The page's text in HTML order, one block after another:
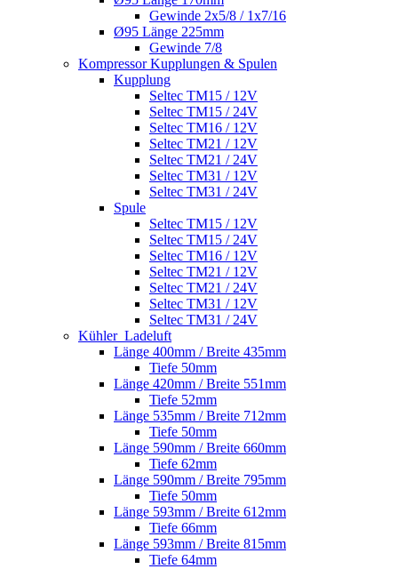
Gewinde 2x5/8 / 1x7/16
Ø95 Länge 225mm
Gewinde 7/8
Kompressor Kupplungen & Spulen
Kupplung
Seltec TM15 / 12V
Seltec TM15 / 24V
Seltec TM16 / 12V
Seltec TM21 / 12V
Seltec TM21 / 24V
Seltec TM31 / 12V
Seltec TM31 / 24V
Spule
Seltec TM15 / 12V
Seltec TM15 / 24V
Seltec TM16 / 12V
Seltec TM21 / 12V
Seltec TM21 / 24V
Seltec TM31 / 12V
Seltec TM31 / 24V
Kühler_Ladeluft
Länge 400mm / Breite 435mm
Tiefe 50mm
Länge 420mm / Breite 551mm
Tiefe 52mm
Länge 535mm / Breite 712mm
Tiefe 50mm
Länge 590mm / Breite 660mm
Tiefe 62mm
Länge 590mm / Breite 795mm
Tiefe 50mm
Länge 593mm / Breite 612mm
Tiefe 66mm
Länge 593mm / Breite 815mm
Tiefe 64mm